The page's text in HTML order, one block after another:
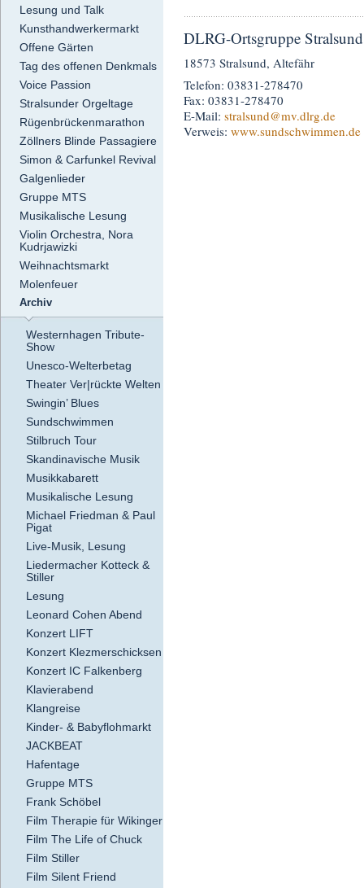
Lesung und Talk
Kunsthandwerkermarkt
Offene Gärten
Tag des offenen Denkmals
Voice Passion
Stralsunder Orgeltage
Rügenbrückenmarathon
Zöllners Blinde Passagiere
Simon & Carfunkel Revival
Galgenlieder
Gruppe MTS
Musikalische Lesung
Violin Orchestra, Nora
Kudrjawizki
Weihnachtsmarkt
Molenfeuer
Archiv
Westernhagen Tribute-
Show
Unesco-Welterbetag
Theater Ver|rückte Welten
Swingin’ Blues
Sundschwimmen
Stilbruch Tour
Skandinavische Musik
Musikkabarett
Musikalische Lesung
Michael Friedman & Paul
Pigat
Live-Musik, Lesung
Liedermacher Kotteck &
Stiller
Lesung
Leonard Cohen Abend
Konzert LIFT
Konzert Klezmerschicksen
Konzert IC Falkenberg
Klavierabend
Klangreise
Kinder- & Babyflohmarkt
JACKBEAT
Hafentage
Gruppe MTS
Frank Schöbel
Film Therapie für Wikinger
Film The Life of Chuck
Film Stiller
Film Silent Friend
DLRG-Ortsgruppe
18573 Stralsund, Altefähr
Telefon: 03831-278470
Fax: 03831-278470
E-Mail: stralsund@mv.dlrg.de
Verweis: www.sundschwimmen.de